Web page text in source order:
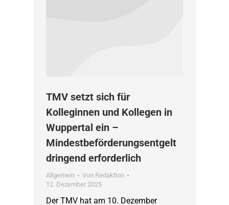
TMV setzt sich für
Kolleginnen und Kollegen in
Wuppertal ein –
Mindestbeförderungsentgelt
dringend erforderlich
Allgemein Von Redaktion
12. Dezember 2025
Der TMV hat am 10. Dezember